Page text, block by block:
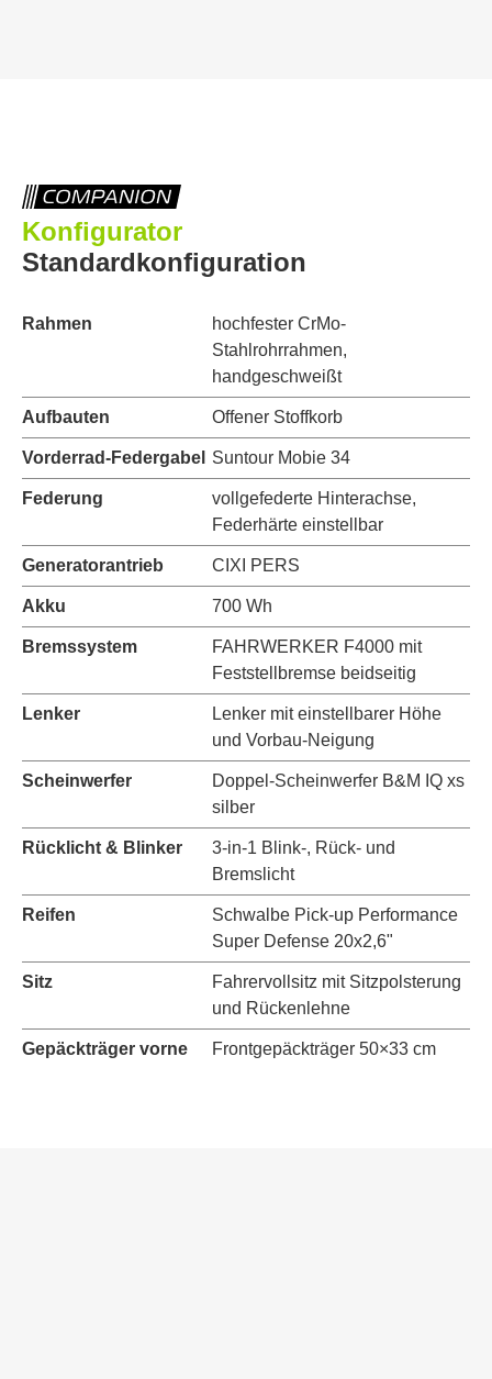
COMPANION
Konfigurator
Standardkonfiguration
Rahmen
hochfester CrMo-
Stahlrohrrahmen,
handgeschweißt
Aufbauten Offener Stoffkorb
Vorderrad-Federgabel Suntour Mobie 34
Federung
vollgefederte Hinterachse,
Federhärte einstellbar
Generatorantrieb CIXI PERS
Akku 700 Wh
Bremssystem
FAHRWERKER F4000 mit
Feststellbremse beidseitig
Lenker
Lenker mit einstellbarer Höhe
und Vorbau-Neigung
Scheinwerfer
Doppel-Scheinwerfer B&M IQ xs
silber
Rücklicht & Blinker
3-in-1 Blink-, Rück- und
Bremslicht
Reifen
Schwalbe Pick-up Performance
Super Defense 20x2,6"
Sitz
Fahrervollsitz mit Sitzpolsterung
und Rückenlehne
Gepäckträger vorne Frontgepäckträger 50×33 cm